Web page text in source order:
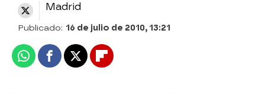
Madrid
Publicado: 16 de julio de 2010, 13:21
WhatsappFacebook
X Flipboard